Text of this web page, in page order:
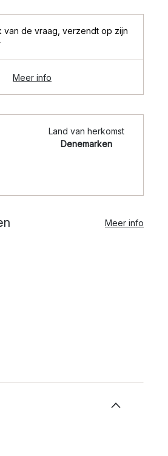
van de vraag verzendt op zijn
Meer info
Land van herkomst
Denemarken
Meer info